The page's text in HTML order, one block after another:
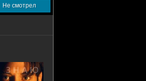
Не смотрел